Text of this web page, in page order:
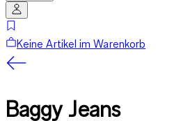
Keine Artikel im Warenkorb
Baggy Jeans